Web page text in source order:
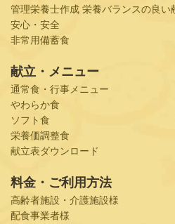
管理栄養士作成 栄養バランスの良い
安心・安全
非常用備蓄食
献立・メニュー
通常食・行事メニュー
やわらか食
ソフト食
栄養価調整食
献立表ダウンロード
料金・ご利用方法
高齢者施設・介護施設様
配食事業者様